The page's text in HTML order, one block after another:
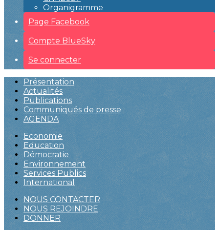
Organigramme
Page Facebook
Compte BlueSky
Se connecter
Présentation
Actualités
Publications
Communiqués de presse
AGENDA
Economie
Education
Démocratie
Environnement
Services Publics
International
NOUS CONTACTER
NOUS REJOINDRE
DONNER